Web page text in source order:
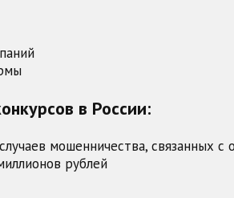
в России:
мошенничества, связанных с
рублей